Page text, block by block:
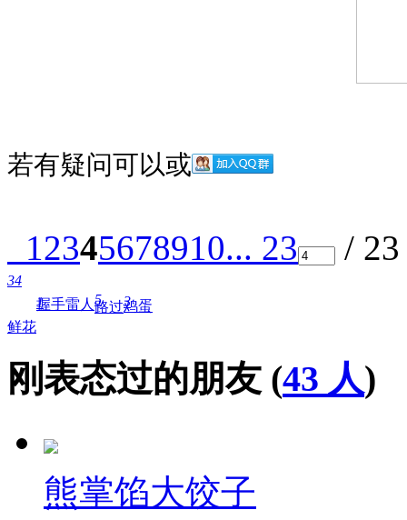
若有疑问可以或
12345678910... 23 /
34
鲜花
1
握手雷人 5
路过3
鸡蛋
刚表态过的朋友 (43 人)
熊掌馅大饺子